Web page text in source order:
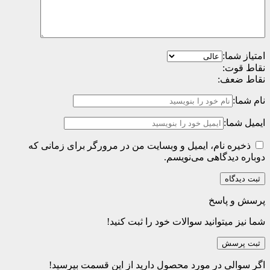
امتیاز شما:
نقاط قوت:
نقاط ضعف:
نام شما:
ایمیل شما:
ذخیره نام، ایمیل و وبسایت من در مرورگر برای زمانی که
دوباره دیدگاهی می‌نویسم.
پرسش و پاسخ
شما نیز میتوانید سوالات خود را ثبت کنید!
ثبت پرسش
اگر سوالی در مورد محصول دارید از این قسمت بپرسید!